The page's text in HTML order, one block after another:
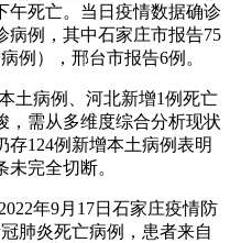
午死亡。当日疫情数据确诊
病例，其中石家庄市报告75
例），邢台市报告6例。
土病例、河北新增1例死亡
，需从多维度综合分析现状
124例新增本土病例表明
完全切断。
年9月17日石家庄疫情防
肺炎死亡病例，患者来自